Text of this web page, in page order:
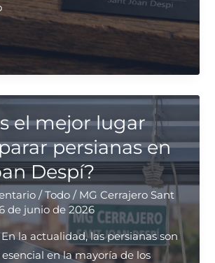
el mejor lugar
persianas en
Despí?
/Todo / MG Cerrajero Sant
de junio de 2026
la actualidad, las persianas son
en la mayoría de los